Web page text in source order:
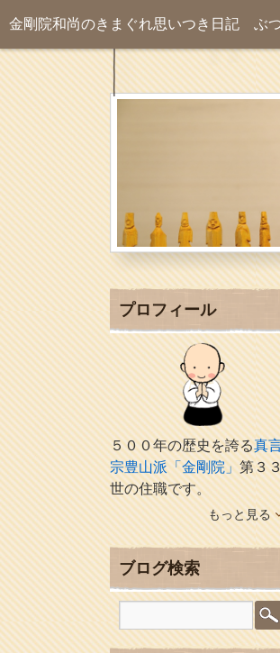
金剛院和尚のきまぐれ思いつき日記 ぶ
プロフィール
５００年の歴史を誇る真
宗豊山派「金剛院」第３
世の住職です。
もっと見る
ブログ検索